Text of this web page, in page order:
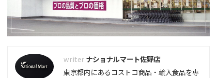
ナショナルマート佐野店
東京都内にあるコストコ商品・輸入食品を専